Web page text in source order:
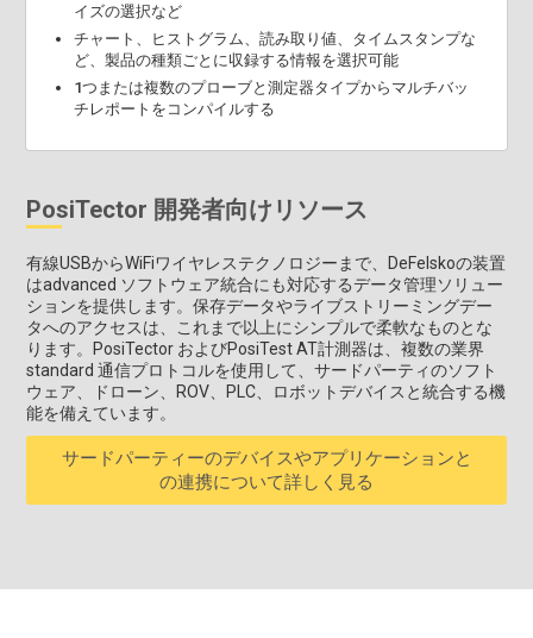
イズの選択など
チャート、ヒストグラム、読み取り値、タイムスタンプな
ど、製品の種類ごとに収録する情報を選択可能
1つまたは複数のプローブと測定器タイプからマルチバッ
チレポートをコンパイルする
PosiTector 開発者向けリソース
有線USBからWiFiワイヤレステクノロジーまで、DeFelskoの装置
はadvanced ソフトウェア統合にも対応するデータ管理ソリュー
ションを提供します。保存データやライブストリーミングデー
タへのアクセスは、これまで以上にシンプルで柔軟なものとな
ります。PosiTector およびPosiTest AT計測器は、複数の業界
standard 通信プロトコルを使用して、サードパーティのソフト
ウェア、ドローン、ROV、PLC、ロボットデバイスと統合する機
能を備えています。
サードパーティーのデバイスやアプリケーションと
の連携について詳しく見る